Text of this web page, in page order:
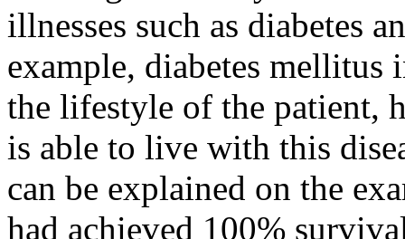
illnesses such as diabetes
example, diabetes mellitus
the lifestyle of the patient,
is able to live with this
can be explained on the
had achieved 100%